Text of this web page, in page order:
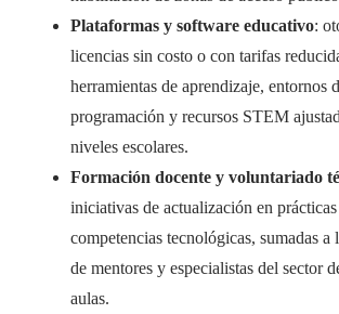
Plataformas y software educativo:
licencias sin costo o con tarifas
herramientas de aprendizaje, entornos
programación y recursos STEM
niveles escolares.
Formación docente y voluntariado
iniciativas de actualización en
competencias tecnológicas, sumadas a
de mentores y especialistas del sector
aulas.